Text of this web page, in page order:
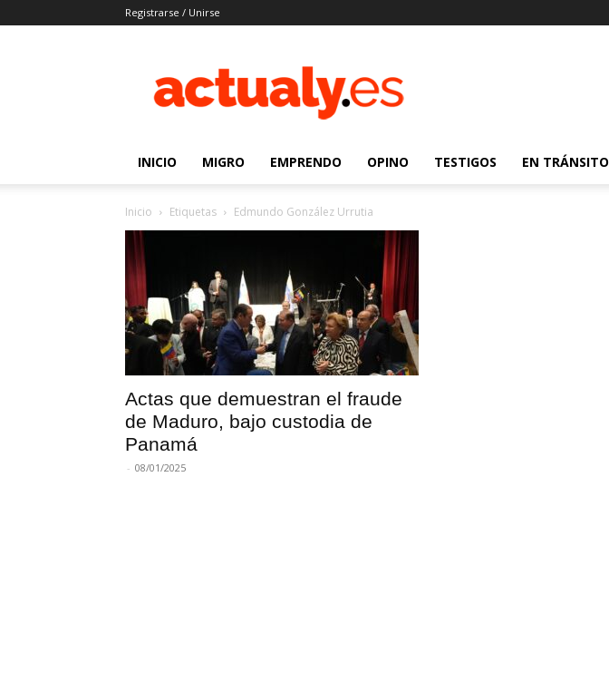
Registrarse / Unirse
|
Noticias
venezolanos
INICIO MIGRO EMPRENDO OPINO TESTIGOS EN TRÁNSITO
Inicio Etiquetas Edmundo González Urrutia
Actas que demuestran el fraude
de Maduro, bajo custodia de
Panamá
- 08/01/2025